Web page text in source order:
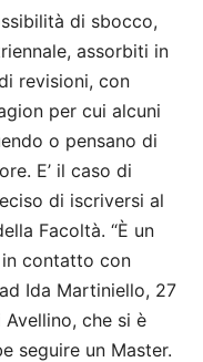
di sbocco,
assorbiti in
revisioni, con
per cui alcuni
o pensano di
E’ il caso di
di iscriversi al
Facoltà. “È un
contatto con
Ida Martiniello, 27
che si è
seguire un Master.